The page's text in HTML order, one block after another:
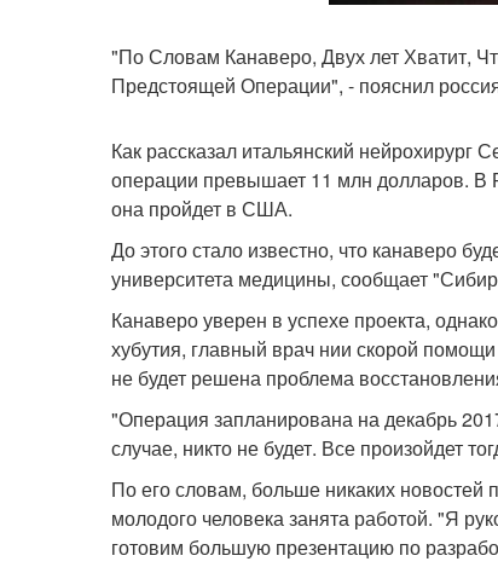
"По Словам Канаверо, Двух лет Хватит,
Предстоящей Операции", - пояснил
Как рассказал итальянский
операции превышает 11 млн долларов. В
она пройдет в США.
До этого стало известно, что канаверо
университета медицины, сообщает
Канаверо уверен в успехе проекта,
хубутия, главный врач нии скорой
не будет решена проблема
"Операция запланирована на декабрь
случае, никто не будет. Все произойдет
По его словам, больше никаких новостей
молодого человека занята работой. "Я
готовим большую презентацию по